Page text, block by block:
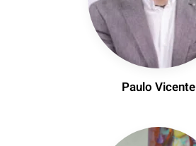
Paulo Vicente